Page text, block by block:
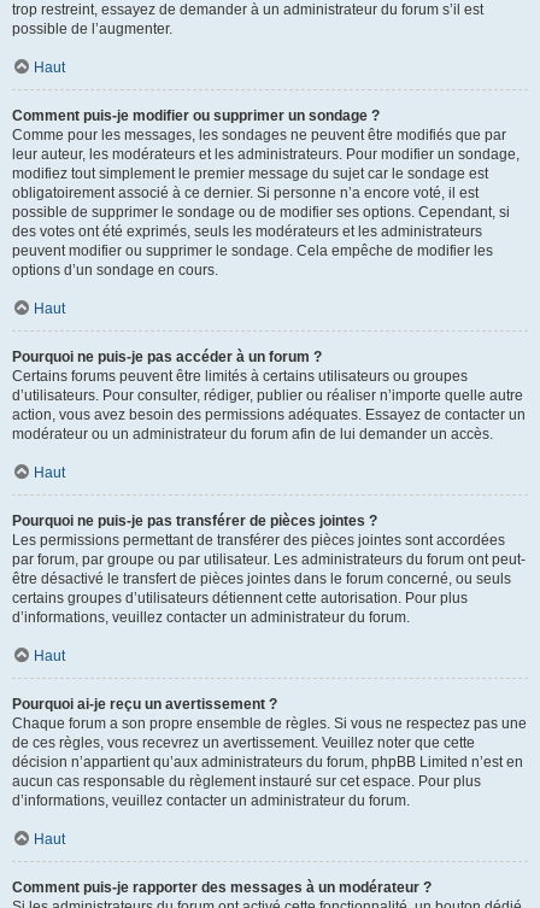
trop restreint, essayez de demander à un administrateur du forum s’il est
possible de l’augmenter.
Haut
Comment puis-je modifier ou supprimer un sondage ?
Comme pour les messages, les sondages ne peuvent être modifiés que par
leur auteur, les modérateurs et les administrateurs. Pour modifier un sondage,
modifiez tout simplement le premier message du sujet car le sondage est
obligatoirement associé à ce dernier. Si personne n’a encore voté, il est
possible de supprimer le sondage ou de modifier ses options. Cependant, si
des votes ont été exprimés, seuls les modérateurs et les administrateurs
peuvent modifier ou supprimer le sondage. Cela empêche de modifier les
options d’un sondage en cours.
Haut
Pourquoi ne puis-je pas accéder à un forum ?
Certains forums peuvent être limités à certains utilisateurs ou groupes
d’utilisateurs. Pour consulter, rédiger, publier ou réaliser n’importe quelle autre
action, vous avez besoin des permissions adéquates. Essayez de contacter un
modérateur ou un administrateur du forum afin de lui demander un accès.
Haut
Pourquoi ne puis-je pas transférer de pièces jointes ?
Les permissions permettant de transférer des pièces jointes sont accordées
par forum, par groupe ou par utilisateur. Les administrateurs du forum ont peut-
être désactivé le transfert de pièces jointes dans le forum concerné, ou seuls
certains groupes d’utilisateurs détiennent cette autorisation. Pour plus
d’informations, veuillez contacter un administrateur du forum.
Haut
Pourquoi ai-je reçu un avertissement ?
Chaque forum a son propre ensemble de règles. Si vous ne respectez pas une
de ces règles, vous recevrez un avertissement. Veuillez noter que cette
décision n’appartient qu’aux administrateurs du forum, phpBB Limited n’est en
aucun cas responsable du règlement instauré sur cet espace. Pour plus
d’informations, veuillez contacter un administrateur du forum.
Haut
Comment puis-je rapporter des messages à un modérateur ?